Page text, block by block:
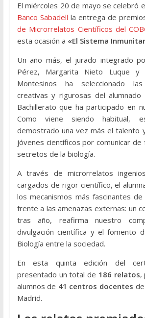
El miércoles 20 de mayo se celebró
Banco Sabadell la entrega de
de Microrrelatos Científicos del
esta ocasión a «El Sistema
Un año más, el jurado integrado
Pérez, Margarita Nieto Luque y
Montesinos ha seleccionado
creativas y rigurosas del
Bachillerato que ha participado en
Como viene siendo habitual,
demostrado una vez más el talento
jóvenes científicos por comunicar de
secretos de la biología.
A través de microrrelatos
cargados de rigor científico, el
los mecanismos más fascinantes
frente a las amenazas externas: un
tras año, reafirma nuestro
divulgación científica y el fomento
Biología entre la sociedad.
En esta quinta edición del
presentado un total de 186 relatos,
alumnos de 41 centros docentes
Madrid.